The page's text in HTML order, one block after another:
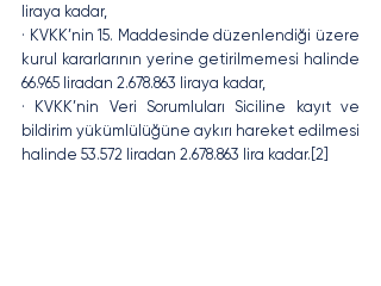
liraya kadar,
· KVKK’nin 15. Maddesinde düzenlendiği üzere
kurul kararlarının yerine getirilmemesi halinde
66.965 liradan 2.678.863 liraya kadar,
· KVKK’nin Veri Sorumluları Siciline kayıt ve
bildirim yükümlülüğüne aykırı hareket edilmesi
halinde 53.572 liradan 2.678.863 lira kadar.[2]